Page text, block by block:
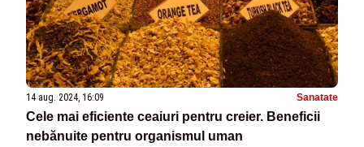
14 aug. 2024, 16:09 Sanatate
Cele mai eficiente ceaiuri pentru creier. Beneficii
nebănuite pentru organismul uman